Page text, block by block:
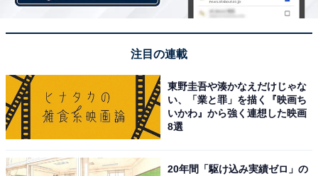
注目の連載
東野圭吾や湊かなえだけじゃな
い、「業と罪」を描く『映画ち
いかわ』から強く連想した映画
8選
20年間「駆け込み実績ゼロ」の